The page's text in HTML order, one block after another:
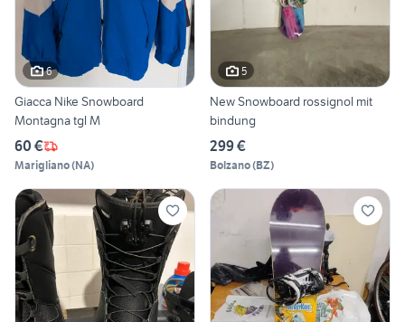
6
Giacca Nike Snowboard
Montagna tgl M
60 €
Marigliano(NA)
5
New Snowboard rossignol mit
bindung
299 €
Bolzano(BZ)